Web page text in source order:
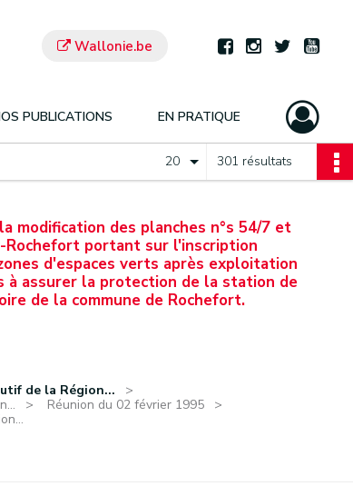
Wallonie.be
PUBLICATIONS EN PRATIQUE
301 résultats
20
des planches n°s 54/7 et
Rochefort portant sur l'inscription
d'espaces verts après exploitation
à assurer la protection de la station de
de la commune de Rochefort.
de la Région...
Réunion du 02 février 1995